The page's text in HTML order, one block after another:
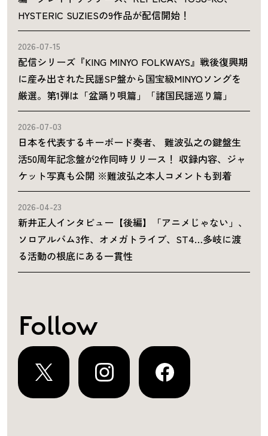
HYSTERIC SUZIESの9作品が配信開始！
2026-07-15
配信シリーズ『KING MINYO FOLKWAYS』戦後復興期
に産み出された民謡SP盤から国宝級MINYOソングを
厳選。第1弾は「盆踊り唄篇」「諸国民謡巡り篇」
2026-07-03
日本を代表するキーボード奏者、 難波弘之の鍵盤生
活50周年記念盤が2作同時リリース！ 収録内容、ジャ
ケット写真も公開 ※難波弘之本人コメントも到着
2026-04-23
新井正人インタビュー【後編】「アニメじゃない」、
ソロアルバム3作、オメガトライブ、ST4…多岐に渡
る活動の根底にある一貫性
Follow